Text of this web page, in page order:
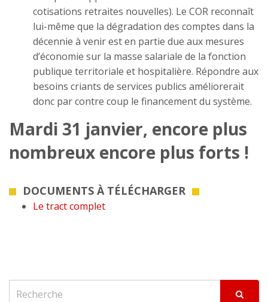
cotisations retraites nouvelles). Le COR reconnaît
lui-même que la dégradation des comptes dans la
décennie à venir est en partie due aux mesures
d’économie sur la masse salariale de la fonction
publique territoriale et hospitalière. Répondre aux
besoins criants de services publics améliorerait
donc par contre coup le financement du système.
Mardi 31 janvier, encore plus
nombreux encore plus forts !
DOCUMENTS À TÉLÉCHARGER
Le tract complet